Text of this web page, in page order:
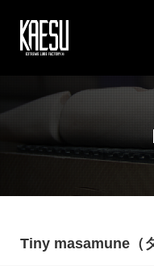
Tiny masamune（